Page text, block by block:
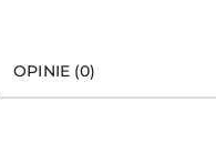
OPINIE (0)